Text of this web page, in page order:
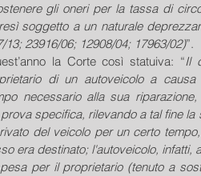
gli oneri per la tassa di
soggetto a un naturale
13; 23916/06; 12908/04; 17963/02)”.
la Corte così statuiva: “Il
di un autoveicolo a
necessario alla sua
specifica, rilevando a tal fine la
del veicolo per un certo
era destinato; l'autoveicolo, infatti,
per il proprietario (tenuto a